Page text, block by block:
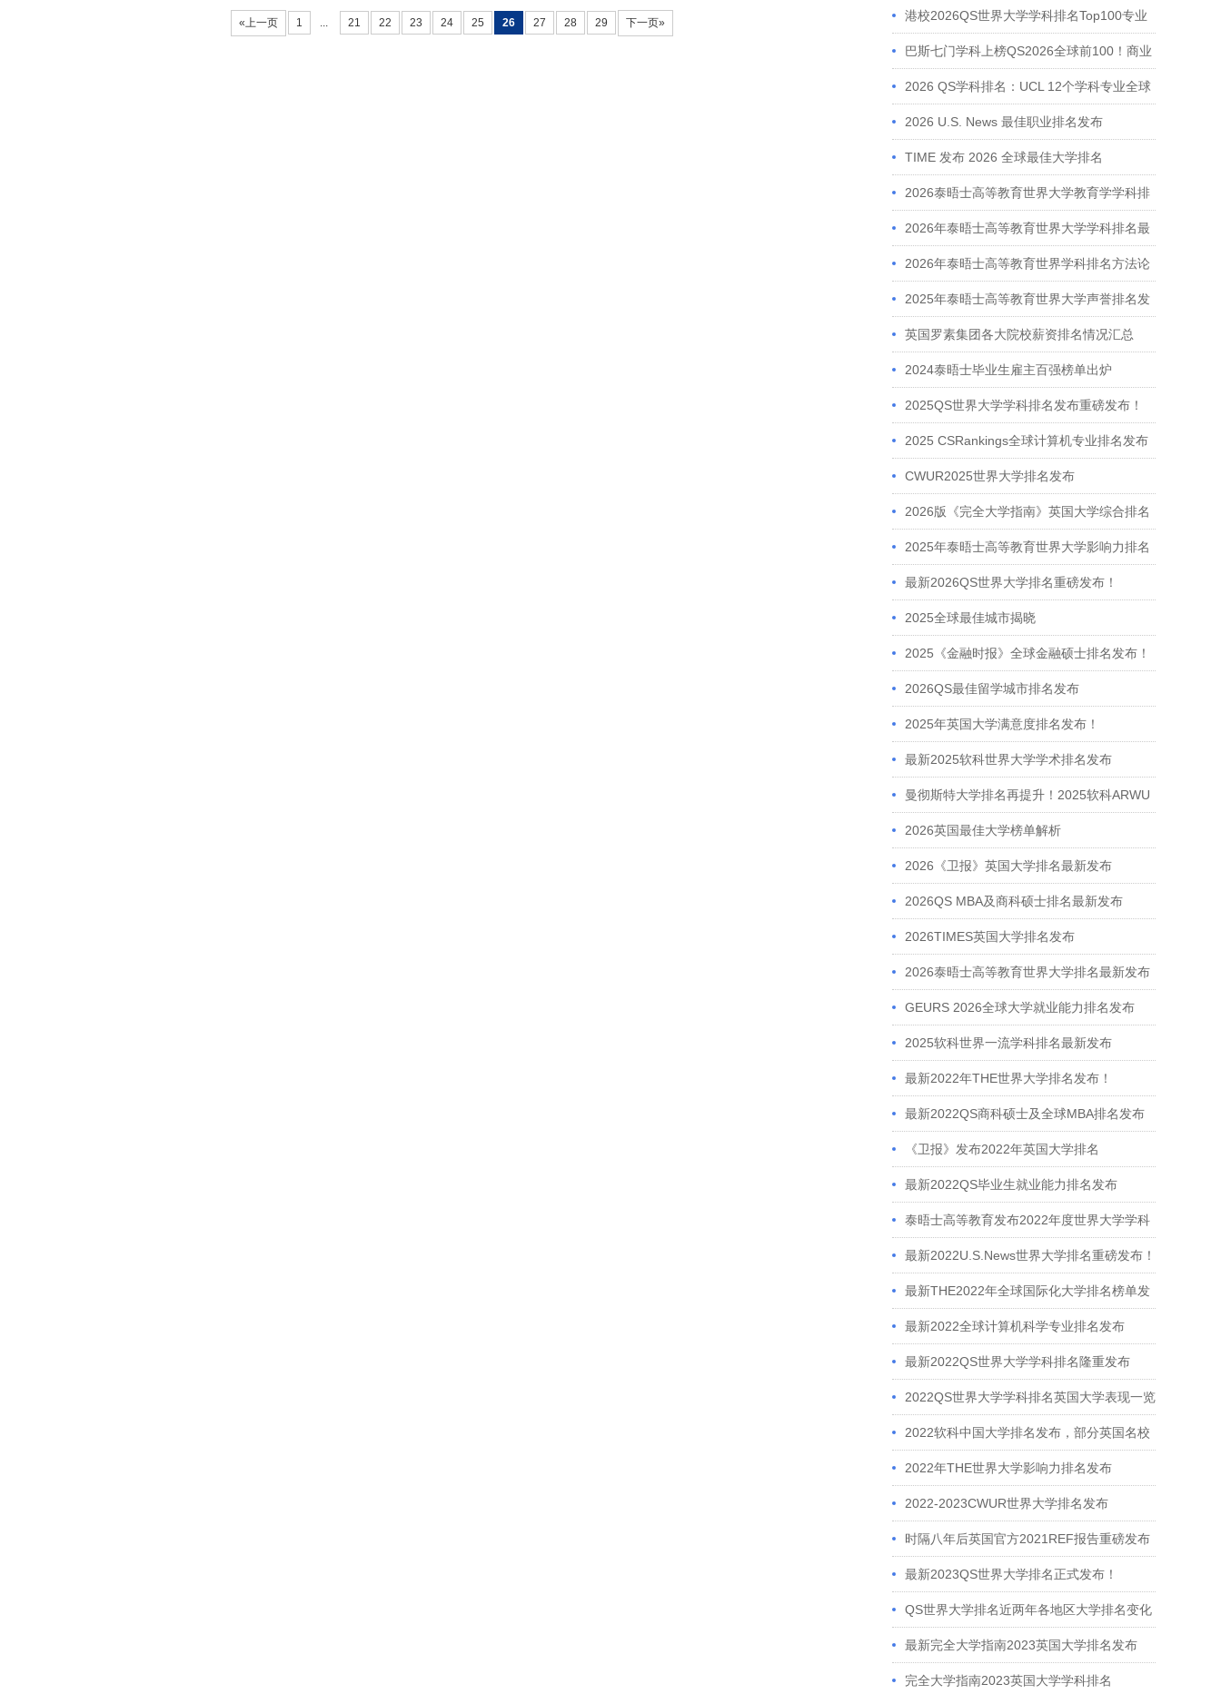
«上一页 1 ... 21 22 23 24 25 26 27 28 29 下一页»
全球前100
港校2026QS世界大学学科排名Top100专业
汇总巴斯七门学科上榜QS2026全球前100！商业
与管理、心理学等强势上升
2026 QS学科排名：UCL 12个学科专业全球
前十2026 U.S. News 最佳职业排名发布
TIME 发布 2026 全球最佳大学排名
2026泰晤士高等教育世界大学教育学学科排
名解读
2026年泰晤士高等教育世界大学学科排名最
新发布
2026年泰晤士高等教育世界学科排名方法论
全解析
2025年泰晤士高等教育世界大学声誉排名发
布 英国罗素集团各大院校薪资排名情况汇总
2024泰晤士毕业生雇主百强榜单出炉
2025QS世界大学学科排名发布重磅发布！
2025 CSRankings全球计算机专业排名发布
CWUR2025世界大学排名发布
2026版《完全大学指南》英国大学综合排名
发布！
2025年泰晤士高等教育世界大学影响力排名
发布最新2026QS世界大学排名重磅发布！
2025全球最佳城市揭晓
2025《金融时报》全球金融硕士排名发布！
2026QS最佳留学城市排名发布
2025年英国大学满意度排名发布！
最新2025软科世界大学学术排名发布
曼彻斯特大学排名再提升！2025软科ARWU
稳居英国前六
2026英国最佳大学榜单解析
2026《卫报》英国大学排名最新发布
2026QS MBA及商科硕士排名最新发布
2026TIMES英国大学排名发布
2026泰晤士高等教育世界大学排名最新发布
GEURS 2026全球大学就业能力排名发布
2025软科世界一流学科排名最新发布
最新2022年THE世界大学排名发布！
最新2022QS商科硕士及全球MBA排名发布
《卫报》发布2022年英国大学排名
最新2022QS毕业生就业能力排名发布
泰晤士高等教育发布2022年度世界大学学科
排名最新2022U.S.News世界大学排名重磅发布！
最新THE2022年全球国际化大学排名榜单发
布 最新2022全球计算机科学专业排名发布
最新2022QS世界大学学科排名隆重发布
2022QS世界大学学科排名英国大学表现一览
2022软科中国大学排名发布，部分英国名校
申请参考该榜单！
2022年THE世界大学影响力排名发布
2022-2023CWUR世界大学排名发布
时隔八年后英国官方2021REF报告重磅发布
最新2023QS世界大学排名正式发布！
QS世界大学排名近两年各地区大学排名变化
最新完全大学指南2023英国大学排名发布
完全大学指南2023英国大学学科排名